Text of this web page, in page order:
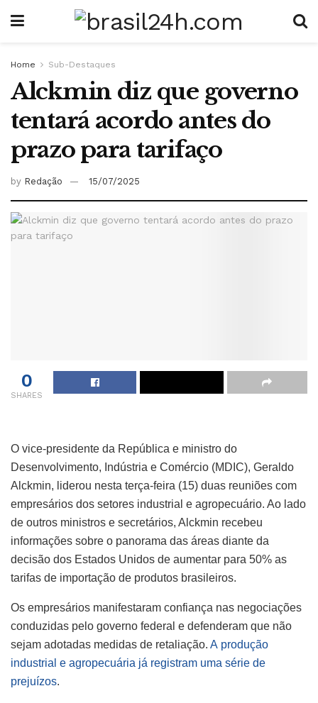
Home Sub-Destaques
Alckmin diz que governo
tentará acordo antes do
prazo para tarifaço
by Redação 15/07/2025
0
SHARES
O vice-presidente da República e ministro do
Desenvolvimento, Indústria e Comércio (MDIC), Geraldo
Alckmin, liderou nesta terça-feira (15) duas reuniões com
empresários dos setores industrial e agropecuário. Ao lado
de outros ministros e secretários, Alckmin recebeu
informações sobre o panorama das áreas diante da
decisão dos Estados Unidos de aumentar para 50% as
tarifas de importação de produtos brasileiros.
Os empresários manifestaram confiança nas negociações
conduzidas pelo governo federal e defenderam que não
sejam adotadas medidas de retaliação. A produção
industrial e agropecuária já registram uma série de
prejuízos.